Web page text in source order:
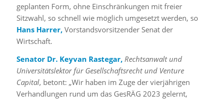
geplanten Form, ohne Einschränkungen mit freier
Sitzwahl, so schnell wie möglich umgesetzt werden, so
Hans Harrer, Vorstandsvorsitzender Senat der
Wirtschaft.
Senator Dr. Keyvan Rastegar, Rechtsanwalt und
Universitätslektor für Gesellschaftsrecht und Venture
Capital, betont: „Wir haben im Zuge der vierjährigen
Verhandlungen rund um das GesRÄG 2023 gelernt,